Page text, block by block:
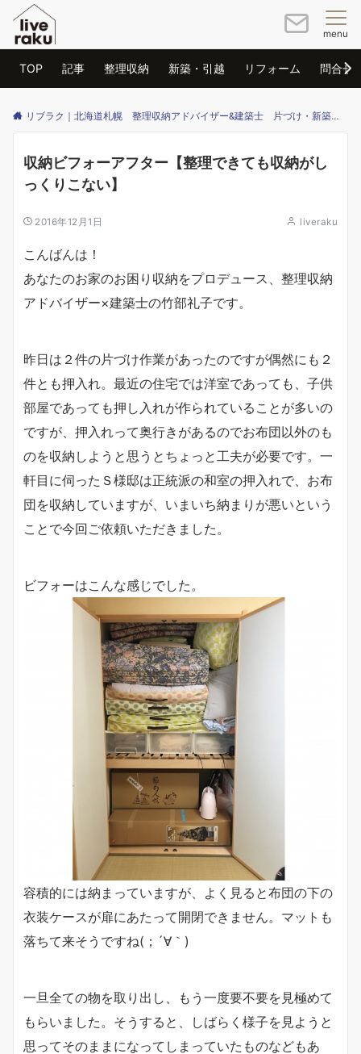
menu
TOP 記事 整理収納 新築・引越 リフォーム 問合せ
リブラク｜北海道札幌 整理収納アドバイザー&建築士 片づけ・新築・リフォームのご相談はリブラクまで
収納ビフォーアフター【整理できても収納がし
っくりこない】
2016年12月1日 liveraku
こんばんは！
あなたのお家のお困り収納をプロデュース、整理収納
アドバイザー×建築士の竹部礼子です。
昨日は２件の片づけ作業があったのですが偶然にも２
件とも押入れ。最近の住宅では洋室であっても、子供
部屋であっても押し入れが作られていることが多いの
ですが、押入れって奥行きがあるのでお布団以外のも
のを収納しようと思うとちょっと工夫が必要です。一
軒目に伺ったＳ様邸は正統派の和室の押入れで、お布
団を収納していますが、いまいち納まりが悪いという
ことで今回ご依頼いただきました。
ビフォーはこんな感じでした。
容積的には納まっていますが、よく見ると布団の下の
衣装ケースが扉にあたって開閉できません。マットも
落ちて来そうですね(；´∀｀)
一旦全ての物を取り出し、もう一度要不要を見極めて
もらいました。そうすると、しばらく様子を見ようと
思ってそのままになってしまっていたものなどもあ